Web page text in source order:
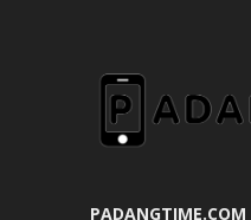
PADANGTIME.COM